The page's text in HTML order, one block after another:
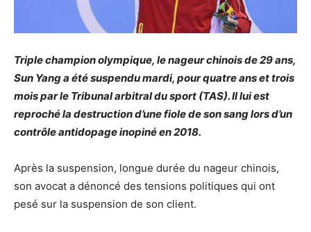
Triple champion olympique, le nageur chinois de 29 ans,
Sun Yang a été suspendu mardi, pour quatre ans et trois
mois par le Tribunal arbitral du sport (TAS). Il lui est
reproché la destruction d’une fiole de son sang lors d’un
contrôle antidopage inopiné en 2018.
Après la suspension, longue durée du nageur chinois,
son avocat a dénoncé des tensions politiques qui ont
pesé sur la suspension de son client.